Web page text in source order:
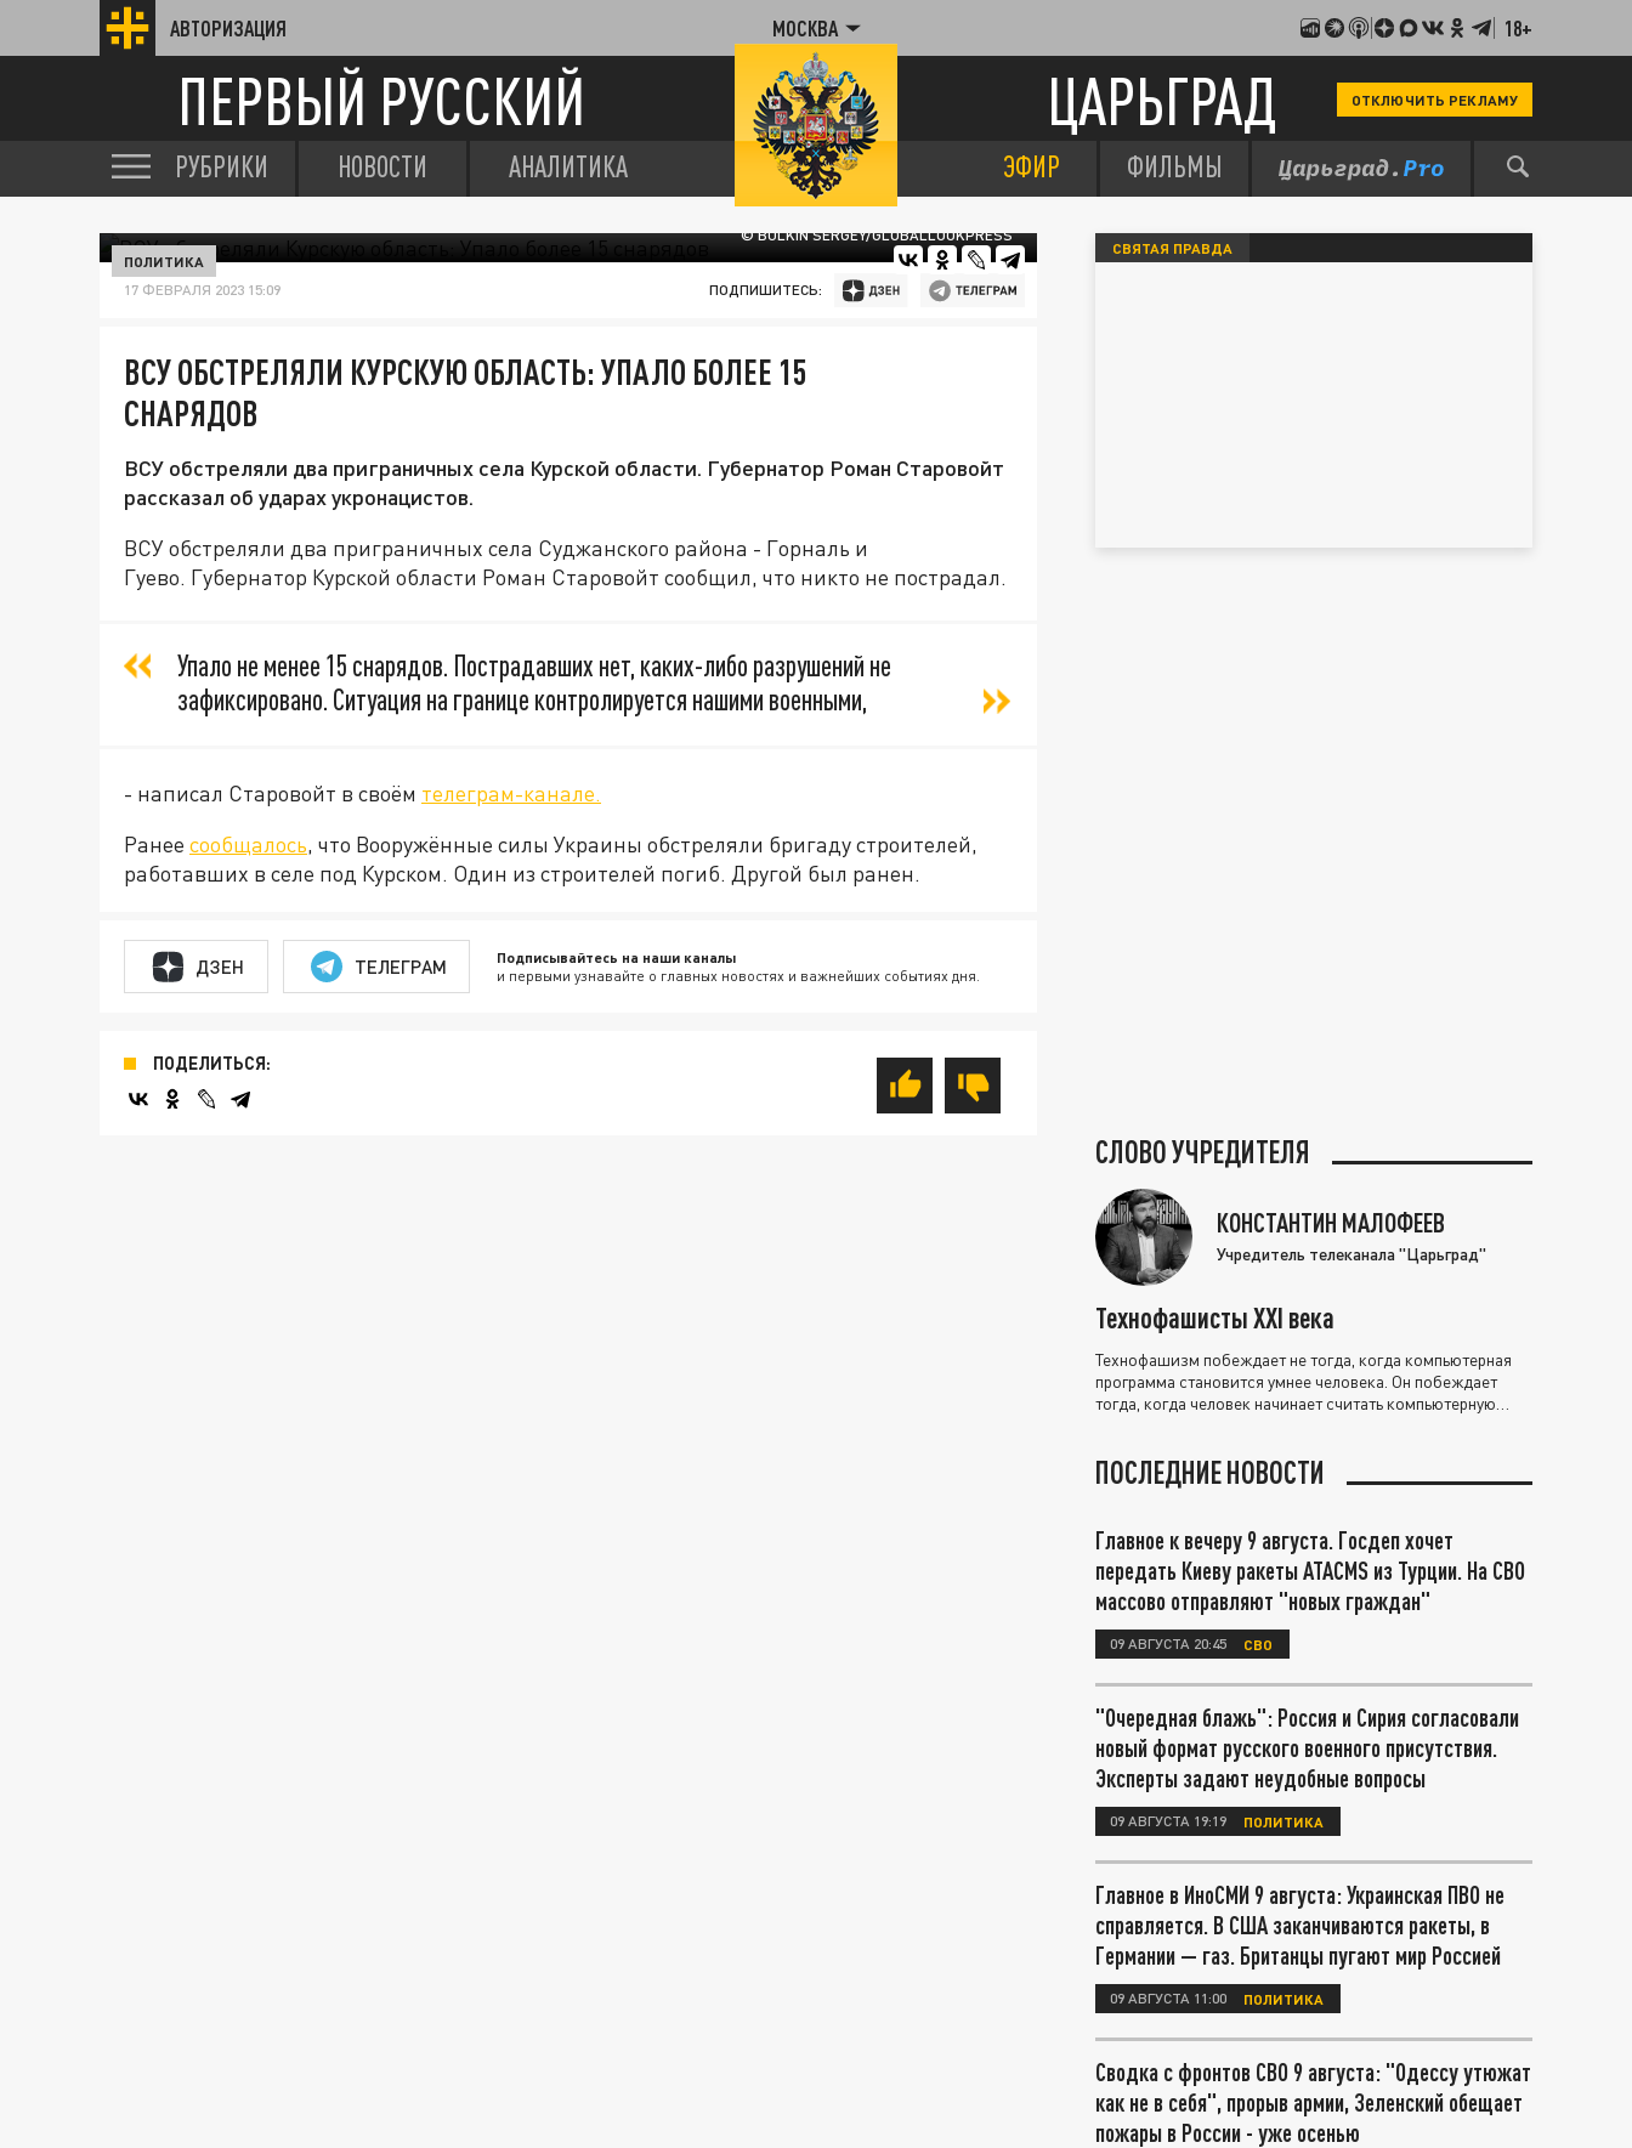
АВТОРИЗАЦИЯ МОСКВА 18+
ПЕРВЫЙ РУССКИЙ ЦАРЬГРАД ОТКЛЮЧИТЬ РЕКЛАМУ
РУБРИКИ НОВОСТИ АНАЛИТИКА ЭФИР ФИЛЬМЫ
© BULKIN SERGEY/GLOBALLOOKPRESS
ПОЛИТИКА
17 ФЕВРАЛЯ 2023 15:09 ПОДПИШИТЕСЬ:
ВСУ ОБСТРЕЛЯЛИ КУРСКУЮ ОБЛАСТЬ: УПАЛО БОЛЕЕ 15
СНАРЯДОВ
ВСУ обстреляли два приграничных села Курской области. Губернатор Роман Старовойт
рассказал об ударах укронацистов.
ВСУ обстреляли два приграничных села Суджанского района - Горналь и
Гуево. Губернатор Курской области Роман Старовойт сообщил, что никто не пострадал.
Упало не менее 15 снарядов. Пострадавших нет, каких-либо разрушений не
зафиксировано. Ситуация на границе контролируется нашими военными,
- написал Старовойт в своём телеграм-канале.
Ранее сообщалось, что Вооружённые силы Украины обстреляли бригаду строителей,
работавших в селе под Курском. Один из строителей погиб. Другой был ранен.
ДЗЕН ТЕЛЕГРАМ Подписывайтесь на наши каналы
и первыми узнавайте о главных новостях и важнейших событиях дня.
ПОДЕЛИТЬСЯ:
СВЯТАЯ ПРАВДА
СЛОВО УЧРЕДИТЕЛЯ
КОНСТАНТИН МАЛОФЕЕВ
Учредитель телеканала "Царьград"
Технофашисты XXI века
Технофашизм побеждает не тогда, когда компьютерная
программа становится умнее человека. Он побеждает
тогда, когда человек начинает считать компьютерную
ПОСЛЕДНИЕ НОВОСТИ
Главное к вечеру 9 августа. Госдеп хочет
передать Киеву ракеты ATACMS из Турции. На СВО
массово отправляют "новых граждан"
09 АВГУСТА 20:45 СВО
"Очередная блажь": Россия и Сирия согласовали
новый формат русского военного присутствия.
Эксперты задают неудобные вопросы
09 АВГУСТА 19:19 ПОЛИТИКА
Главное в ИноСМИ 9 августа: Украинская ПВО не
справляется. В США заканчиваются ракеты, в
Германии — газ. Британцы пугают мир Россией
09 АВГУСТА 11:00 ПОЛИТИКА
Сводка с фронтов СВО 9 августа: "Одессу утюжат
как не в себя", прорыв армии, Зеленский обещает
пожары в России - уже осенью